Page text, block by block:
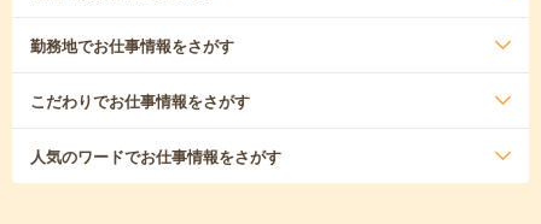
勤務地でお仕事情報をさがす
こだわりでお仕事情報をさがす
人気のワードでお仕事情報をさがす